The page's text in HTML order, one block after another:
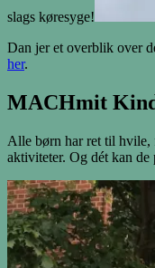
slags køresyge!
Dan jer et overblik over
her.
MACHmit
Alle børn har ret til hvile,
aktiviteter. Og dét kan